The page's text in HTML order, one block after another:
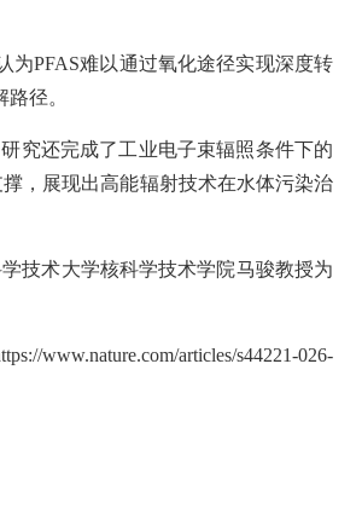
为PFAS难以通过氧化途径实现深度转
径。
究还完成了工业电子束辐照条件下的
，展现出高能辐射技术在水体污染治
技术大学核科学技术学院马骏教授为
www.nature.com/articles/s44221-026-